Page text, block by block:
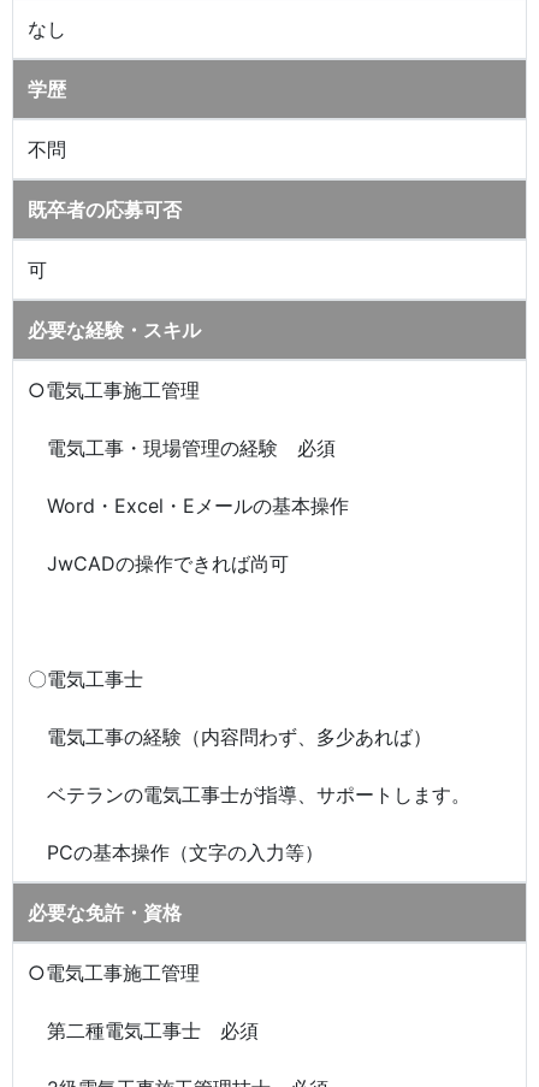
なし
学歴
不問
既卒者の応募可否
可
必要な経験・スキル
○電気工事施工管理
電気工事・現場管理の経験 必須
Word・Excel・Eメールの基本操作
JwCADの操作できれば尚可
〇電気工事士
電気工事の経験（内容問わず、多少あれば）
ベテランの電気工事士が指導、サポートします。
PCの基本操作（文字の入力等）
必要な免許・資格
○電気工事施工管理
第二種電気工事士 必須